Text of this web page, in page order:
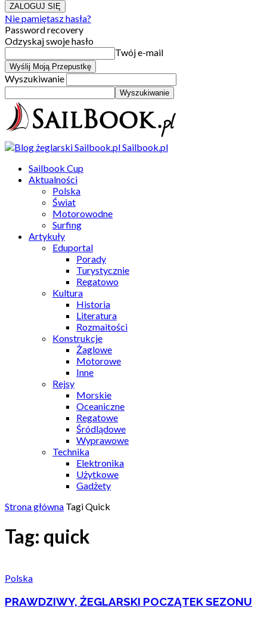
Nie pamiętasz hasła?
Password recovery
Odzyskaj swoje hasło
Twój e-mail
Wyszukiwanie
Sailbook.pl
Sailbook Cup
Aktualności
Polska
Świat
Motorowodne
Surfing
Artykuły
Eduportal
Porady
Turystycznie
Regatowo
Kultura
Historia
Literatura
Rozmaitości
Konstrukcje
Żaglowe
Motorowe
Inne
Rejsy
Morskie
Oceaniczne
Regatowe
Śródlądowe
Wyprawowe
Technika
Elektronika
Użytkowe
Gadżety
Strona główna TagiQuick
Tag: quick
Polska
PRAWDZIWY, ŻEGLARSKI POCZĄTEK SEZONU